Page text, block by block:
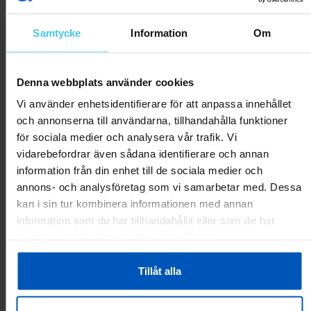
Samtycke Information Om
Denna webbplats använder cookies
Vi använder enhetsidentifierare för att anpassa innehållet
och annonserna till användarna, tillhandahålla funktioner
för sociala medier och analysera vår trafik. Vi
vidarebefordrar även sådana identifierare och annan
information från din enhet till de sociala medier och
annons- och analysföretag som vi samarbetar med. Dessa
kan i sin tur kombinera informationen med annan
information som du har tillhandahållit eller som de har
Tillåt alla
on tarpeeksi pitkä käyttäjä. 178 cm mittaiselle saa juuri ja juuri
säädettyä sopivaksi.
Var
detta
hjälp?
1 1
Lyhytkö? 22.12.2018
oikein toimi edes matalimmillaan, vaan jää liian ylös vatsaa
vasten. Jos olen ihan varpaillani tai laitan jonkin korokkeen